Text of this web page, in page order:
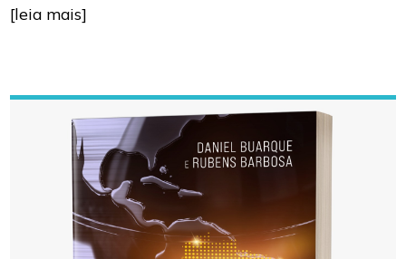
[leia mais]